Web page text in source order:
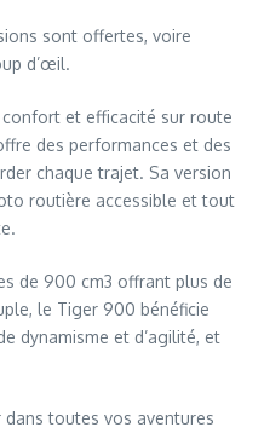
sont offertes, voire
d’œil.
et efficacité sur route
des performances et des
chaque trajet. Sa version
routière accessible et tout
de 900 cm3 offrant plus de
le Tiger 900 bénéficie
dynamisme et d’agilité, et
toutes vos aventures